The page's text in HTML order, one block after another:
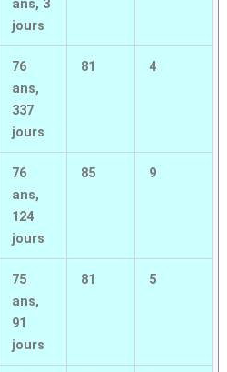
ans, 3
jours
76
ans,
337
jours
81 4
76
ans,
124
jours
85 9
75
ans,
91
jours
81 5